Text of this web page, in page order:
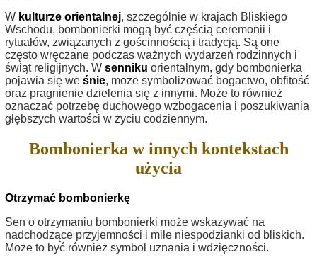
W kulturze orientalnej, szczególnie w krajach Bliskiego
Wschodu, bombonierki mogą być częścią ceremonii i
rytuałów, związanych z gościnnością i tradycją. Są one
często wręczane podczas ważnych wydarzeń rodzinnych i
świąt religijnych. W senniku orientalnym, gdy bombonierka
pojawia się we śnie, może symbolizować bogactwo, obfitość
oraz pragnienie dzielenia się z innymi. Może to również
oznaczać potrzebę duchowego wzbogacenia i poszukiwania
głębszych wartości w życiu codziennym.
Bombonierka w innych kontekstach
użycia
Otrzymać bombonierkę
Sen o otrzymaniu bombonierki może wskazywać na
nadchodzące przyjemności i miłe niespodzianki od bliskich.
Może to być również symbol uznania i wdzięczności.